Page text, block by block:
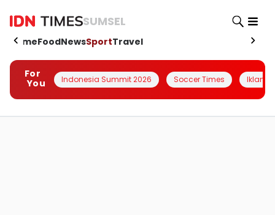
SUMSEL
HomeFoodNewsSportTravel
For
You
Indonesia Summit 2026 Soccer Times Iklanin